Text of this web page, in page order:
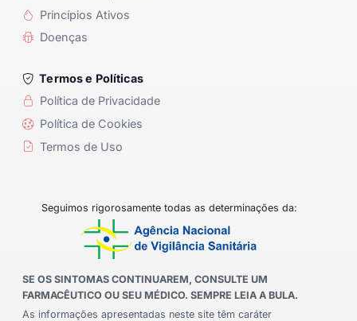
Princípios Ativos
Doenças
Termos e Políticas
Política de Privacidade
Política de Cookies
Termos de Uso
Seguimos rigorosamente todas as determinações da:
SE OS SINTOMAS CONTINUAREM, CONSULTE UM
FARMACÊUTICO OU SEU MÉDICO. SEMPRE LEIA A BULA.
As informações apresentadas neste site têm caráter